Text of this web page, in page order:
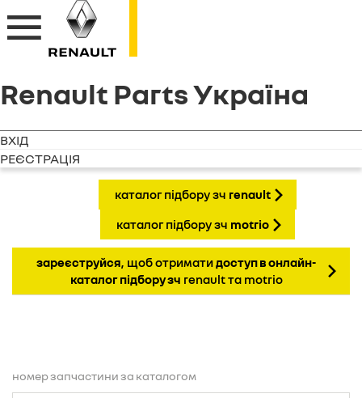
Renault Parts Україна
ВХІД
РЕЄСТРАЦІЯ
каталог підбору зч renault
каталог підбору зч motrio
зареєструйся, щоб отриматидоступ в онлайн-
каталог підбору зч renault та motrio
номер запчастини за каталогом